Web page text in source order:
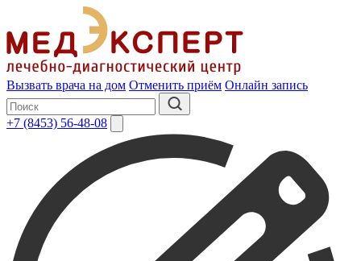
Вызвать врача на дом Отменить приём Онлайн запись
+7 (8453) 56-48-08